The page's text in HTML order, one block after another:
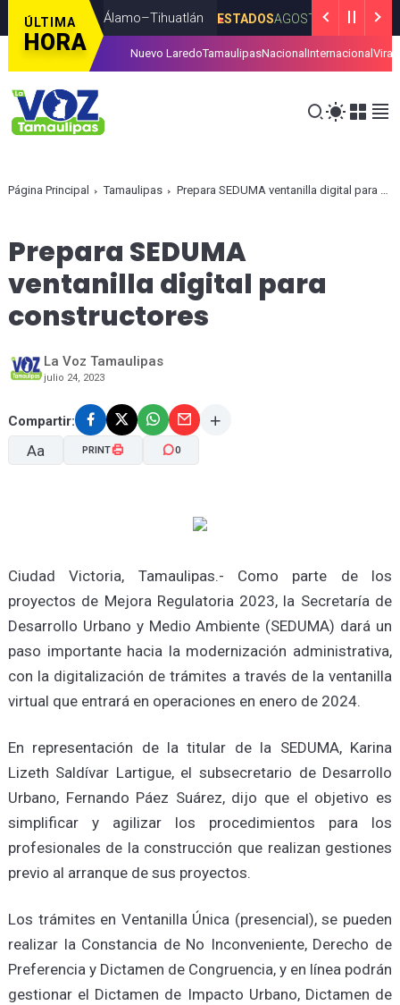
ÚLTIMA
HORA
Álamo–Tihuatlán ESTADOSAGOSTO 07, 2026 Se
Nuevo LaredoTamaulipasNacional Internacional Viral
Página Principal Tamaulipas Prepara SEDUMA ventanilla digital para constructores
Prepara SEDUMA
ventanilla digital para
constructores
La Voz Tamaulipas
julio 24, 2023
Compartir:
Aa PRINT 0
Ciudad Victoria, Tamaulipas.- Como parte de los
proyectos de Mejora Regulatoria 2023, la Secretaría de
Desarrollo Urbano y Medio Ambiente (SEDUMA) dará un
paso importante hacia la modernización administrativa,
con la digitalización de trámites a través de la ventanilla
virtual que entrará en operaciones en enero de 2024.
En representación de la titular de la SEDUMA, Karina
Lizeth Saldívar Lartigue, el subsecretario de Desarrollo
Urbano, Fernando Páez Suárez, dijo que el objetivo es
simplificar y agilizar los procedimientos para los
profesionales de la construcción que realizan gestiones
previo al arranque de sus proyectos.
Los trámites en Ventanilla Única (presencial), se pueden
realizar la Constancia de No Inconveniente, Derecho de
Preferencia y Dictamen de Congruencia, y en línea podrán
gestionar el Dictamen de Impacto Urbano, Dictamen de